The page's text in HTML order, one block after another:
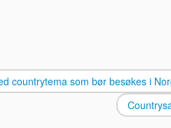
countrytema som bør besøkes i